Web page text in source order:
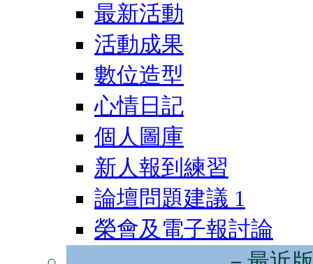
最新活動
活動成果
數位造型
心情日記
個人圖庫
新人報到練習
論壇問題建議 1
榮會及電子報討論